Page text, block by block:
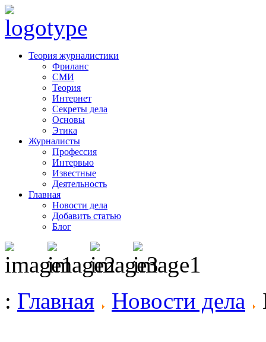
Теория журналистики
Фриланс
СМИ
Теория
Интернет
Секреты дела
Основы
Этика
Журналисты
Профессия
Интервью
Известные
Деятельность
Главная
Новости дела
Добавить статью
Блог
: Главная Новости дела